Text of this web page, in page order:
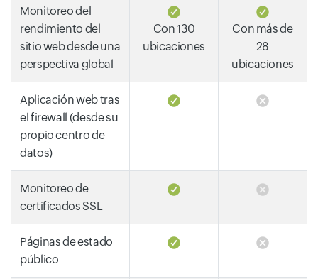
Monitoreo del
rendimiento del
sitio web desde una
perspectiva global
Con 130
ubicaciones
Con más de
28
ubicaciones
Aplicación web tras
el firewall (desde su
propio centro de
datos)
Monitoreo de
certificados SSL
Páginas de estado
público